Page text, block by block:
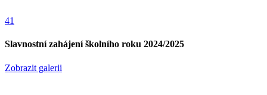
41
Slavnostní zahájení školního roku 2024/2025
Zobrazit galerii